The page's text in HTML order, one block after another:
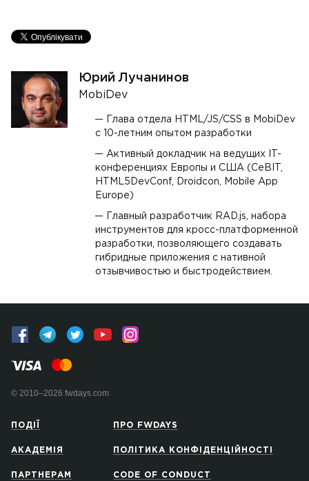
Юрий Лучанинов
MobiDev
Глава отдела HTML/JS/CSS в MobiDev
с 10-летним опытом разработки
Активный докладчик на ведущих IT-
конференциях Европы и США (CeBIT,
HTML5DevConf, Droidcon, Mobile App
Europe)
Главный разработчик RAD.js, набора
инструментов для кросс-платформенной
разработки, позволяющего создавать
гибридные приложения с нативной
отзывчивостью и быстродействием.
© 2010–2026 fwdays.com
ПОДІЇ
АКАДЕМІЯ
ПАРТНЕРАМ
ПРО FWDAYS
ПОЛІТИКА КОНФІДЕНЦІЙНОСТІ
CODE OF CONDUCT